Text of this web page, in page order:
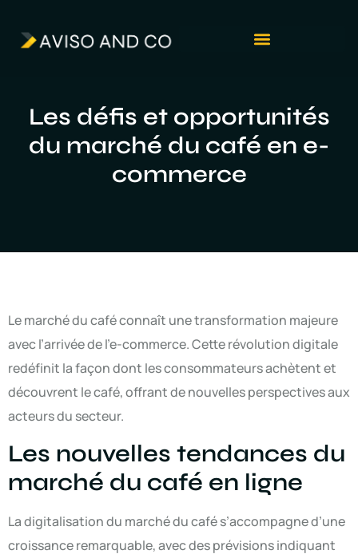
Les défis et opportunités
du marché du café en e-
commerce
Le marché du café connaît une transformation majeure
avec l’arrivée de l’e-commerce. Cette révolution digitale
redéfinit la façon dont les consommateurs achètent et
découvrent le café, offrant de nouvelles perspectives aux
acteurs du secteur.
Les nouvelles tendances du
marché du café en ligne
La digitalisation du marché du café s’accompagne d’une
croissance remarquable, avec des prévisions indiquant